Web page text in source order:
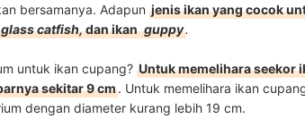
bersamanya. Adapun jenis ikan yang cocok
glass catfish,dan ikan guppy.
untuk ikan cupang? Untuk memelihara seekor
sekitar 9 cm. Untuk memelihara ikan
dengan diameter kurang lebih 19 cm.